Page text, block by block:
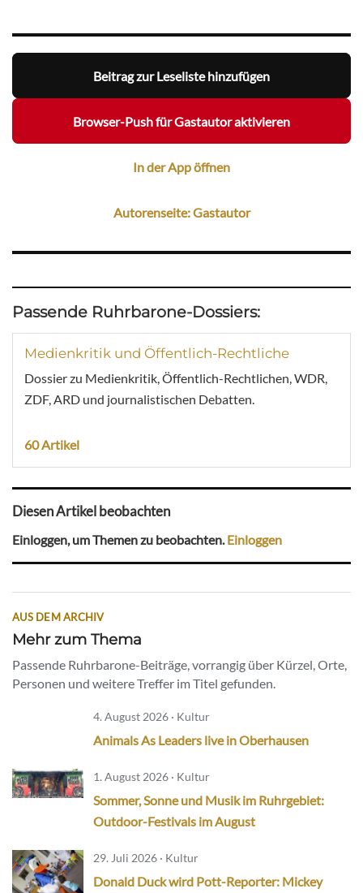
Beitrag zur Leseliste hinzufügen
Browser-Push für Gastautor aktivieren
In der App öffnen
Autorenseite: Gastautor
Passende Ruhrbarone-Dossiers:
Medienkritik und Öffentlich-Rechtliche
Dossier zu Medienkritik, Öffentlich-Rechtlichen, WDR,
ZDF, ARD und journalistischen Debatten.
60 Artikel
Diesen Artikel beobachten
Einloggen, um Themen zu beobachten.Einloggen
AUS DEM ARCHIV
Mehr zum Thema
Passende Ruhrbarone-Beiträge, vorrangig über Kürzel, Orte,
Personen und weitere Treffer im Titel gefunden.
4. August 2026 · Kultur
Animals As Leaders live in Oberhausen
1. August 2026 · Kultur
Sommer, Sonne und Musik im Ruhrgebiet:
Outdoor-Festivals im August
29. Juli 2026 · Kultur
Donald Duck wird Pott-Reporter: Mickey